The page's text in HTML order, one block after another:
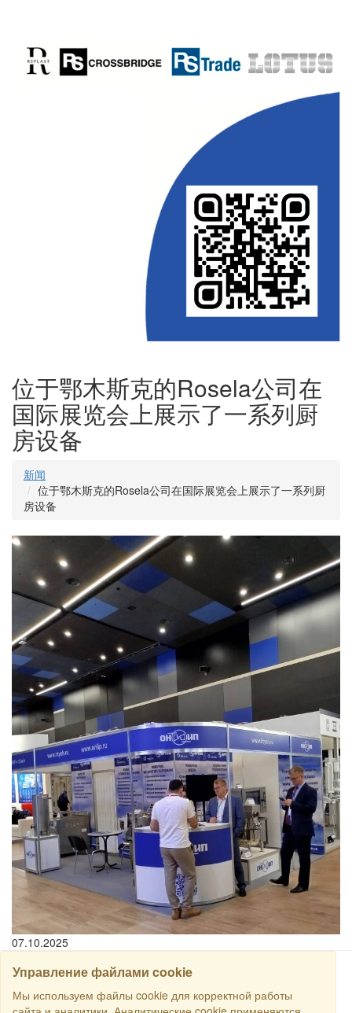
位于鄂木斯克的Rosela公司在
国际展览会上展示了一系列厨
房设备
新闻
位于鄂木斯克的Rosela公司在国际展览会上展示了一系列厨
房设备
07.10.2025
Управление файлами cookie
Мы используем файлы cookie для корректной работы